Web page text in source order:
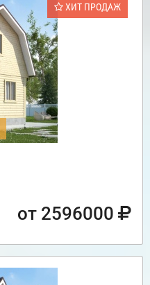
ХИТ ПРОДАЖ
от 2596000